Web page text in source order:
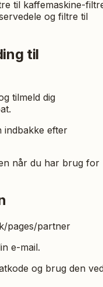
til kaffemaskine-
og filtre til
til
tilmeld dig
indbakke efter
når du har brug for
pages/partner
e-mail.
og brug den